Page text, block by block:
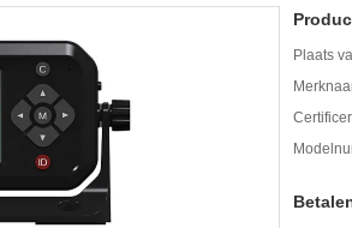
Plaats